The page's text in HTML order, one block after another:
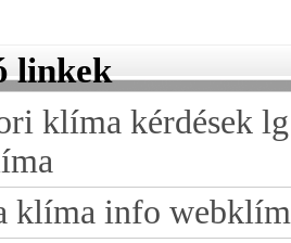
linkek
klíma kérdések
klíma info